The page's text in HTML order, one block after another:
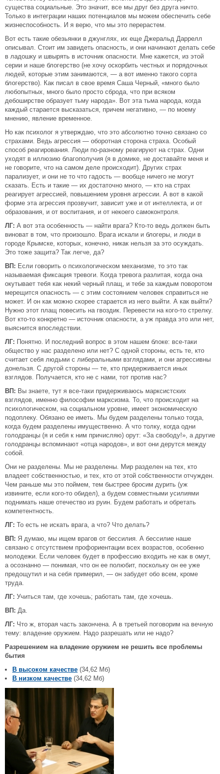
существа социальные. Это значит, все мы друг без друга ничто.
Только в интеграции наших потенциалов мы можем обеспечить себе
жизнеспособность. И я верю, что мы это перерастем.
Вот есть такие обезьянки в джунглях, их еще Джеральд Даррелл
описывал. Стоит им завидеть опасность, и они начинают делать себе
в ладошку и швырять в источник опасности. Мне кажется, из этой
серии и наше блогерство (не хочу оскорбить честных и порядочных
людей, которые этим занимаются, — а вот именно такого сорта
блогерство). Как писал в свое время Саша Черный, «много было
любопытных, много было просто сброда, что при всяком
дебоширстве образует тьму народа». Вот эта тьма народа, когда
каждый старается высказаться, причем негативно, — по моему
мнению, явление временное.
Но как психолог я утверждаю, что это абсолютно точно связано со
страхами. Ведь агрессия — оборотная сторона страха. Особый
способ реагирования. Люди по-разному реагируют на страх. Одни
уходят в иллюзию благополучия (я в домике, не доставайте меня и
не говорите, что на самом деле происходит). Других страх
парализует, и они не то что гадость — вообще ничего не могут
сказать. Есть и такие — их достаточно много, — кто на страх
реагирует агрессией, повышением уровня агрессии. А вот в какой
форме эта агрессия прозвучит, зависит уже и от интеллекта, и от
образования, и от воспитания, и от некоего самоконтроля.
ЛГ: А вот эта особенность — найти врага? Кто-то ведь должен быть
виноват в том, что произошло. Врага искали и блогеры, и люди в
городе Крымске, которых, конечно, никак нельзя за это осуждать.
Это тоже защита? Так легче, да?
ВП: Если говорить о психологическом механизме, то это так
называемая фиксация тревоги. Когда тревога разлитая, когда она
окутывает тебя как некий черный плащ, и тебе за каждым поворотом
мерещится опасность — с этим состоянием человек справиться не
может. И он как можно скорее старается из него выйти. А как выйти?
Нужно этот плащ повесить на гвоздик. Перевести на кого-то стрелку.
Вот кто-то конкретно — источник опасности, а уж правда это или нет,
выяснится впоследствии.
ЛГ: Понятно. И последний вопрос в этом нашем блоке: все-таки
общество у нас разделено или нет? С одной стороны, есть те, кто
считает себя людьми с либеральными взглядами, и они агрессивны
донельзя. С другой стороны — те, кто придерживается иных
взглядов. Получается, кто не с нами, тот против нас?
ВП: Вы знаете, тут я все-таки придерживаюсь марксистских
взглядов, именно философии марксизма. То, что происходит на
психологическом, на социальном уровне, имеет экономическую
подоплеку. Обязано ее иметь. Мы будем разделены только тогда,
когда будем разделены имущественно. А что толку, когда одни
голодранцы (я и себя к ним причисляю) орут: «За свободу!», а другие
голодранцы вспоминают «отца народов», и вот они дерутся между
собой.
Они не разделены. Мы не разделены. Мир разделен на тех, кто
владеет собственностью, и тех, кто от этой собственности отчужден.
Чем раньше мы это поймем, тем быстрее бросим дурить (уж
извините, если кого-то обидел), а будем совместными усилиями
поднимать наше отечество из руин. Будем работать и обретать
компетентность.
ЛГ: То есть не искать врага, а что? Что делать?
ВП: Я думаю, мы ищем врагов от бессилия. А бессилие наше
связано с отсутствием профориентации всех возрастов, особенно
молодежи. Если человек будет в профессию входить не как в омут,
а осознанно — понимая, что он ее полюбит, поскольку он ее уже
предощутил и на себя примерил, — он забудет обо всем, кроме
труда.
ЛГ: Учиться там, где хочешь; работать там, где хочешь.
ВП: Да.
ЛГ: Что ж, вторая часть закончена. А в третьей поговорим на вечную
тему: владение оружием. Надо разрешать или не надо?
Разрешением на владение оружием не решить все проблемы
бытия
В высоком качестве (34,62 Мб)
В низком качестве (34,62 Мб)